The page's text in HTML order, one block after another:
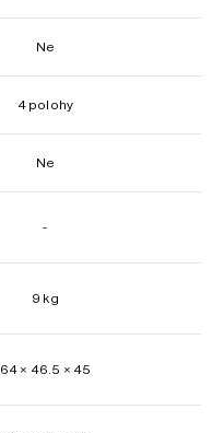
Ne
4 polohy
Ne
-
9 kg
64 × 46.5 × 45